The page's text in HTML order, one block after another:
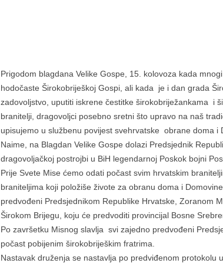
Prigodom blagdana Velike Gospe, 15. kolovoza kada
hodočaste Širokobriješkoj Gospi, ali kada je i dan grada
zadovoljstvo, uputiti iskrene čestitke širokobriježankama i
branitelji, dragovoljci posebno sretni što upravo na naš
upisujemo u službenu povijest svehrvatske obrane doma i
Naime, na Blagdan Velike Gospe dolazi Predsjednik
dragovoljačkoj postrojbi u BiH legendarnoj Poskok bojni
Prije Svete Mise ćemo odati počast svim hrvatskim
braniteljima koji položiše živote za obranu doma i
predvođeni Predsjednikom Republike Hrvatske, Zoranom
Širokom Brijegu, koju će predvoditi provincijal Bosne
Po završetku Misnog slavlja svi zajedno predvođeni
počast pobijenim širokobriješkim fratrima.
Nastavak druženja se nastavlja po predviđenom protokolu